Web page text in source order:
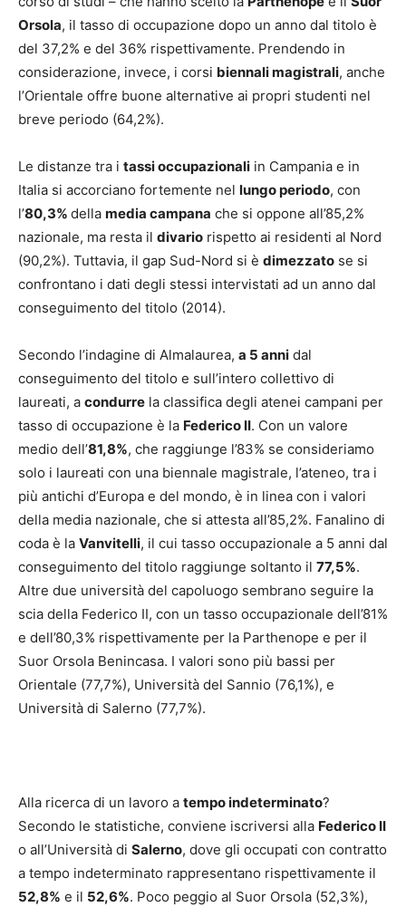
Orsola, il tasso di occupazione dopo un anno dal titolo è
del 37,2% e del 36% rispettivamente. Prendendo in
considerazione, invece, i corsi biennali magistrali, anche
l’Orientale offre buone alternative ai propri studenti nel
breve periodo (64,2%).
Le distanze tra i tassi occupazionali in Campania e in
Italia si accorciano fortemente nel lungo periodo, con
l’80,3% della media campana che si oppone all’85,2%
nazionale, ma resta il divario rispetto ai residenti al Nord
(90,2%). Tuttavia, il gap Sud-Nord si è dimezzato se si
confrontano i dati degli stessi intervistati ad un anno dal
conseguimento del titolo (2014).
Secondo l’indagine di Almalaurea, a 5 anni dal
conseguimento del titolo e sull’intero collettivo di
laureati, a condurre la classifica degli atenei campani per
tasso di occupazione è la Federico II. Con un valore
medio dell’81,8%, che raggiunge l’83% se consideriamo
solo i laureati con una biennale magistrale, l’ateneo, tra i
più antichi d’Europa e del mondo, è in linea con i valori
della media nazionale, che si attesta all’85,2%. Fanalino di
coda è la Vanvitelli, il cui tasso occupazionale a 5 anni dal
conseguimento del titolo raggiunge soltanto il 77,5%.
Altre due università del capoluogo sembrano seguire la
scia della Federico II, con un tasso occupazionale dell’81%
e dell’80,3% rispettivamente per la Parthenope e per il
Suor Orsola Benincasa. I valori sono più bassi per
Orientale (77,7%), Università del Sannio (76,1%), e
Università di Salerno (77,7%).
Alla ricerca di un lavoro a tempo indeterminato?
Secondo le statistiche, conviene iscriversi alla Federico II
o all’Università di Salerno, dove gli occupati con contratto
a tempo indeterminato rappresentano rispettivamente il
52,8% e il 52,6%. Poco peggio al Suor Orsola (52,3%),